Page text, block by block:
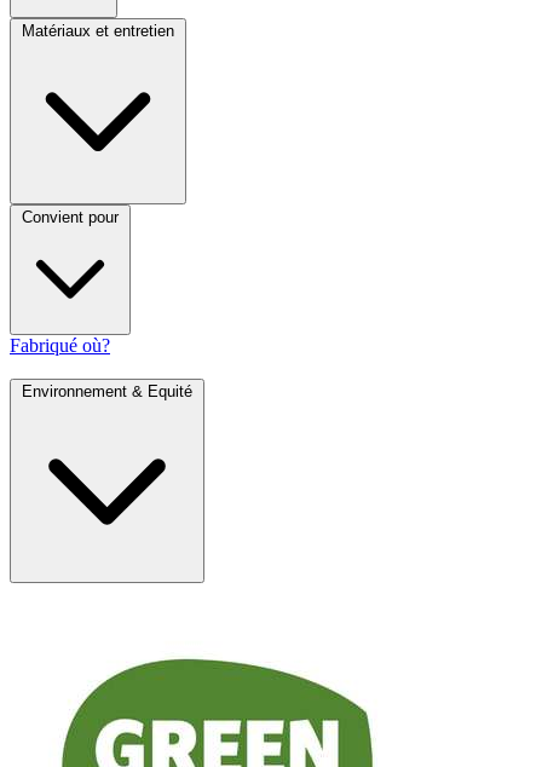
Matériaux et entretien
Convient pour
Fabriqué où?
Environnement & Equité